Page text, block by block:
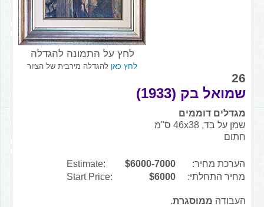
לחץ על התמונה להגדלה
לחץ כאן להגדלה מירבית של הציור
26
שמואל בק (1933)
מגדלים דוממים
שמן על בד, 46x38 ס"מ
חתום
הערכת מחיר: $6000-7000
Estimate:
מחיר התחלתי:
$6000
Start Price:
העבודה ממוסגרת.